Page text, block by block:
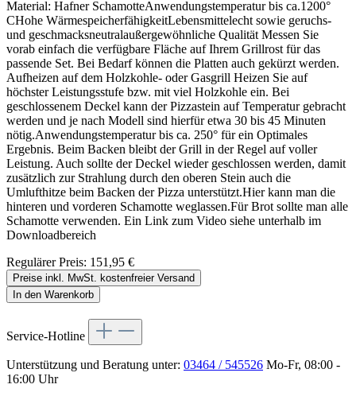
Material: Hafner SchamotteAnwendungstemperatur bis ca.1200°
CHohe WärmespeicherfähigkeitLebensmittelecht sowie geruchs-
und geschmacksneutralaußergewöhnliche Qualität Messen Sie
vorab einfach die verfügbare Fläche auf Ihrem Grillrost für das
passende Set. Bei Bedarf können die Platten auch gekürzt werden.
Aufheizen auf dem Holzkohle- oder Gasgrill Heizen Sie auf
höchster Leistungsstufe bzw. mit viel Holzkohle ein. Bei
geschlossenem Deckel kann der Pizzastein auf Temperatur gebracht
werden und je nach Modell sind hierfür etwa 30 bis 45 Minuten
nötig.Anwendungstemperatur bis ca. 250° für ein Optimales
Ergebnis. Beim Backen bleibt der Grill in der Regel auf voller
Leistung. Auch sollte der Deckel wieder geschlossen werden, damit
zusätzlich zur Strahlung durch den oberen Stein auch die
Umlufthitze beim Backen der Pizza unterstützt.Hier kann man die
hinteren und vorderen Schamotte weglassen.Für Brot sollte man alle
Schamotte verwenden. Ein Link zum Video siehe unterhalb im
Downloadbereich
Regulärer Preis: 151,95 €
Preise inkl. MwSt. kostenfreier Versand
In den Warenkorb
Service-Hotline
Unterstützung und Beratung unter: 03464 / 545526 Mo-Fr, 08:00 -
16:00 Uhr